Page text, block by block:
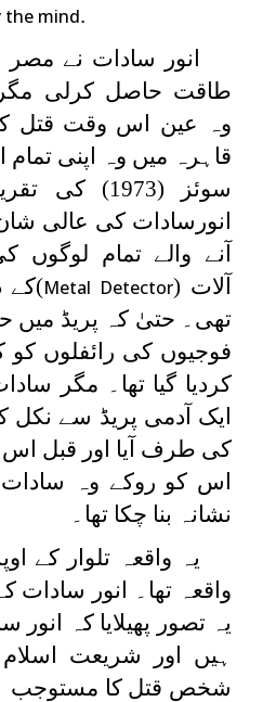
the mind.
انور سادات نے
وہ عین اس وقت قتل
قاہرہ میں وہ اپنی تمام
سوئز (1973)
انورسادات کی عالی
آنے والے تمام
آلات (Metal Detector)کے
تھی۔ حتیٰ کہ پریڈ میں
فوجیوں کی رائفلوں
کردیا گیا تھا۔ مگر
ایک آدمی پریڈ سے
کی طرف آیا اور قبل
اس کو روکے وہ سادات
نشانہ بنا چکا تھا۔
یہ واقعہ تلوار کے
واقعہ تھا۔ انور سادات
یہ تصور پھیلایا کہ
ہیں اور شریعت
شخص قتل کا مستوجب